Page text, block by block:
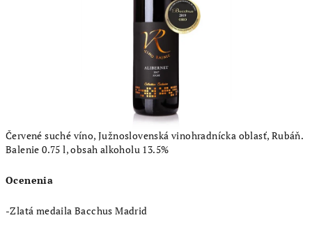
Červené suché víno, Južnoslovenská vinohradnícka oblasť, Rubáň.
Balenie 0.75 l, obsah alkoholu 13.5%
Ocenenia
-Zlatá medaila Bacchus Madrid